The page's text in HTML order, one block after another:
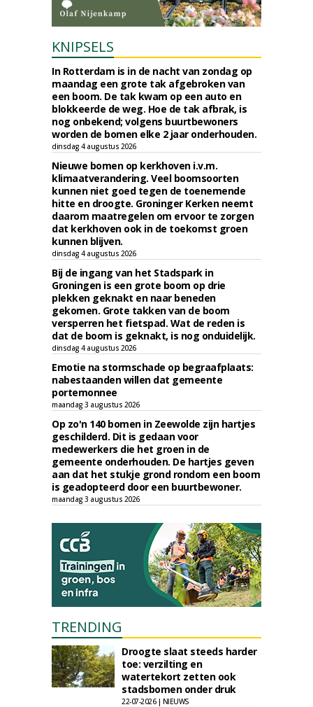
KNIPSELS
In Rotterdam is in de nacht van zondag op
maandag een grote tak afgebroken van
een boom. De tak kwam op een auto en
blokkeerde de weg. Hoe de tak afbrak, is
nog onbekend; volgens buurtbewoners
worden de bomen elke 2 jaar onderhouden.
dinsdag 4 augustus 2026
Nieuwe bomen op kerkhoven i.v.m.
klimaatverandering. Veel boomsoorten
kunnen niet goed tegen de toenemende
hitte en droogte. Groninger Kerken neemt
daarom maatregelen om ervoor te zorgen
dat kerkhoven ook in de toekomst groen
kunnen blijven.
dinsdag 4 augustus 2026
Bij de ingang van het Stadspark in
Groningen is een grote boom op drie
plekken geknakt en naar beneden
gekomen. Grote takken van de boom
versperren het fietspad. Wat de reden is
dat de boom is geknakt, is nog onduidelijk.
dinsdag 4 augustus 2026
Emotie na stormschade op begraafplaats:
nabestaanden willen dat gemeente
portemonnee
maandag 3 augustus 2026
Op zo'n 140 bomen in Zeewolde zijn hartjes
geschilderd. Dit is gedaan voor
medewerkers die het groen in de
gemeente onderhouden. De hartjes geven
aan dat het stukje grond rondom een boom
is geadopteerd door een buurtbewoner.
maandag 3 augustus 2026
TRENDING
Droogte slaat steeds harder
toe: verzilting en
watertekort zetten ook
stadsbomen onder druk
22-07-2026 | NIEUWS